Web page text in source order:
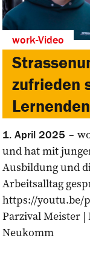
work-Video
zufrieden
1. April 2025
und hat mit
Ausbildung und
Arbeitsalltag
https://youtu.be/
Parzival Meister |
Neukomm